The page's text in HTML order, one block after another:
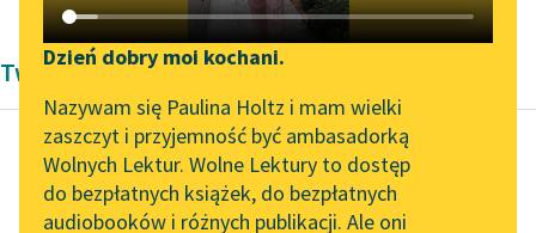
Katalog DAISY
Podkasty o książkach
Zgłoś brak utworu
Aktualności
„Prokurator Alicja Horn”
do słuchania
Narzędzia
Mapa Wolnych Lektur
Leśmianator
Dzień dobry moi kochani.
Nazywam się Paulina Holtz i mam wielki
zaszczyt i przyjemność być ambasadorką
Wolnych Lektur. Wolne Lektury to dostęp
do bezpłatnych książek, do bezpłatnych
audiobooków i różnych publikacji. Ale oni
Twórczość Jan Kochanowski
Jan Kochanowski
Małemu wielkiej